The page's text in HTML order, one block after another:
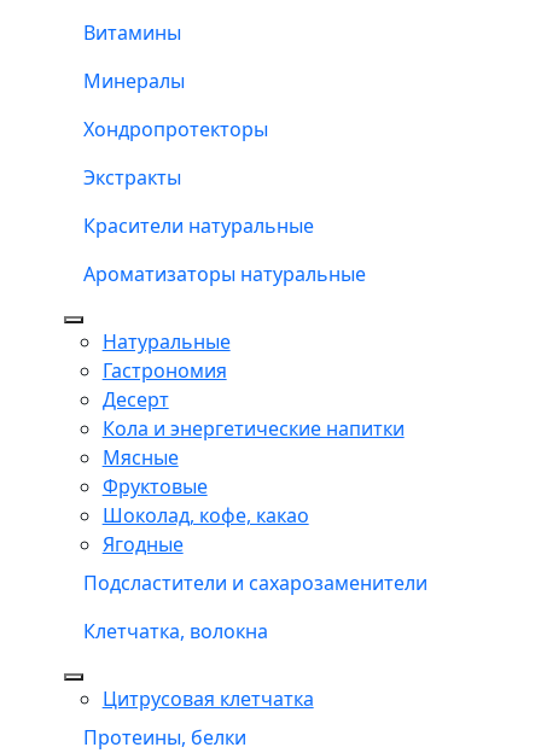
Витамины
Минералы
Хондропротекторы
Экстракты
Красители натуральные
Ароматизаторы натуральные
Натуральные
Гастрономия
Десерт
Кола и энергетические напитки
Мясные
Фруктовые
Шоколад, кофе, какао
Ягодные
Подсластители и сахарозаменители
Клетчатка, волокна
Цитрусовая клетчатка
Протеины, белки